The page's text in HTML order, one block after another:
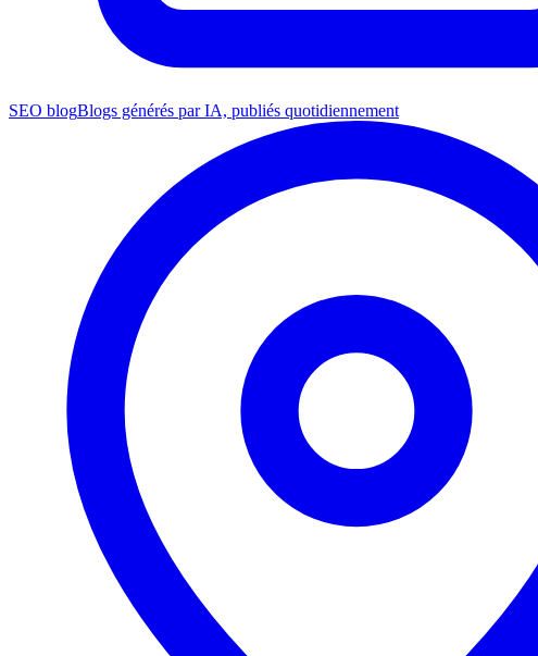
SEO blogBlogs générés par IA, publiés quotidiennement